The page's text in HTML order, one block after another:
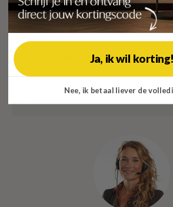
Waarom Meubelista?
Hoe werkt de bezorging?
100% tevredenheidsgarantie
Ja, ik wil korting!
Nee, ik betaal liever de